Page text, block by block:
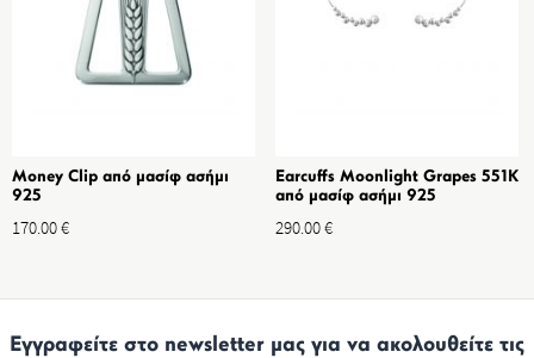
Money Clip από μασίφ ασήμι
925
170.00€
Earcuffs Moonlight Grapes 551K
από μασίφ ασήμι 925
290.00€
Εγγραφείτε στο newsletter μας για να ακολουθείτε τις